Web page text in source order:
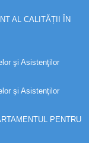
AL CALITĂȚII ÎN
şi Asistenţilor
şi Asistenţilor
PENTRU